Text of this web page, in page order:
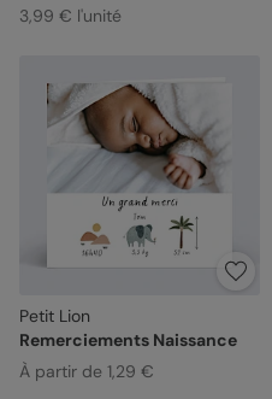
3,99 € l'unité
Petit Lion
Remerciements Naissance
À partir de 1,29 €